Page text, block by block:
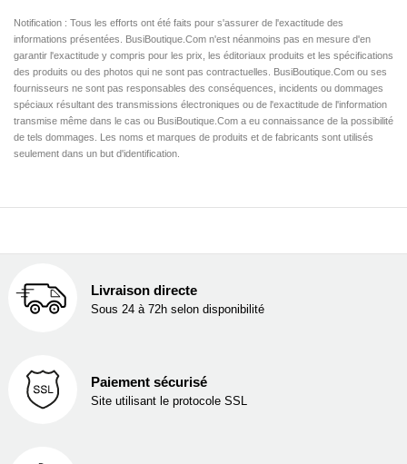
Notification : Tous les efforts ont été faits pour s'assurer de l'exactitude des
informations présentées. BusiBoutique.Com n'est néanmoins pas en mesure d'en
garantir l'exactitude y compris pour les prix, les éditoriaux produits et les spécifications
des produits ou des photos qui ne sont pas contractuelles. BusiBoutique.Com ou ses
fournisseurs ne sont pas responsables des conséquences, incidents ou dommages
spéciaux résultant des transmissions électroniques ou de l'exactitude de l'information
transmise même dans le cas ou BusiBoutique.Com a eu connaissance de la possibilité
de tels dommages. Les noms et marques de produits et de fabricants sont utilisés
seulement dans un but d'identification.
Livraison directe
Sous 24 à 72h selon disponibilité
Paiement sécurisé
Site utilisant le protocole SSL